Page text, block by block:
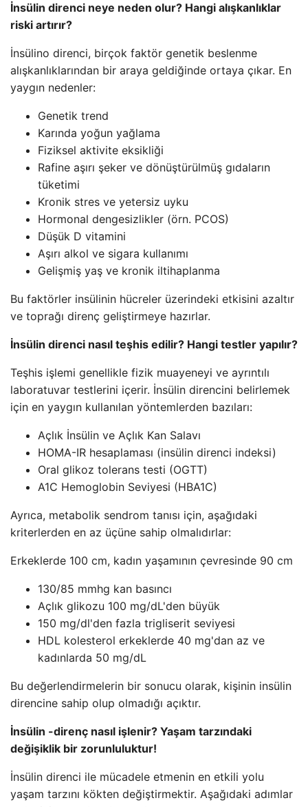
İnsülin direnci neye neden olur? Hangi alışkanlıklar
riski artırır?
İnsülino direnci, birçok faktör genetik beslenme
alışkanlıklarından bir araya geldiğinde ortaya çıkar. En
yaygın nedenler:
Genetik trend
Karında yoğun yağlama
Fiziksel aktivite eksikliği
Rafine aşırı şeker ve dönüştürülmüş gıdaların
tüketimi
Kronik stres ve yetersiz uyku
Hormonal dengesizlikler (örn. PCOS)
Düşük D vitamini
Aşırı alkol ve sigara kullanımı
Gelişmiş yaş ve kronik iltihaplanma
Bu faktörler insülinin hücreler üzerindeki etkisini azaltır
ve toprağı direnç geliştirmeye hazırlar.
İnsülin direnci nasıl teşhis edilir? Hangi testler yapılır?
Teşhis işlemi genellikle fizik muayeneyi ve ayrıntılı
laboratuvar testlerini içerir. İnsülin direncini belirlemek
için en yaygın kullanılan yöntemlerden bazıları:
Açlık İnsülin ve Açlık Kan Salavı
HOMA-IR hesaplaması (insülin direnci indeksi)
Oral glikoz tolerans testi (OGTT)
A1C Hemoglobin Seviyesi (HBA1C)
Ayrıca, metabolik sendrom tanısı için, aşağıdaki
kriterlerden en az üçüne sahip olmalıdırlar:
Erkeklerde 100 cm, kadın yaşamının çevresinde 90 cm
130/85 mmhg kan basıncı
Açlık glikozu 100 mg/dL'den büyük
150 mg/dl'den fazla trigliserit seviyesi
HDL kolesterol erkeklerde 40 mg'dan az ve
kadınlarda 50 mg/dL
Bu değerlendirmelerin bir sonucu olarak, kişinin insülin
direncine sahip olup olmadığı açıktır.
İnsülin -direnç nasıl işlenir? Yaşam tarzındaki
değişiklik bir zorunluluktur!
İnsülin direnci ile mücadele etmenin en etkili yolu
yaşam tarzını kökten değiştirmektir. Aşağıdaki adımlar